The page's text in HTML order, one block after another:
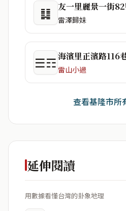
䷆ 友一里麗景一街
雷澤歸妹
☰☶海濱里正濱路116
雷山小過
查看基隆市所
延伸閱讀
用數據看懂台灣的卦象地理